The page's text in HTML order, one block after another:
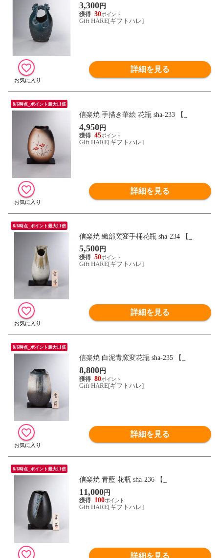
3,300円
30
Gift HARE[ギフトハレ]
詳細を見る
8/6時点_ポイント最大11倍
信楽焼 手描き華絵 花瓶 sha-233 【_
4,950円
45
Gift HARE[ギフトハレ]
詳細を見る
8/6時点_ポイント最大11倍
信楽焼 織部窯変手桶花瓶 sha-234 【_
5,500円
50
Gift HARE[ギフトハレ]
詳細を見る
8/6時点_ポイント最大11倍
信楽焼 白泥青窯変花瓶 sha-235 【_
8,800円
80
Gift HARE[ギフトハレ]
詳細を見る
8/6時点_ポイント最大11倍
信楽焼 青藍 花瓶 sha-236 【_
11,000円
100
Gift HARE[ギフトハレ]
詳細を見る